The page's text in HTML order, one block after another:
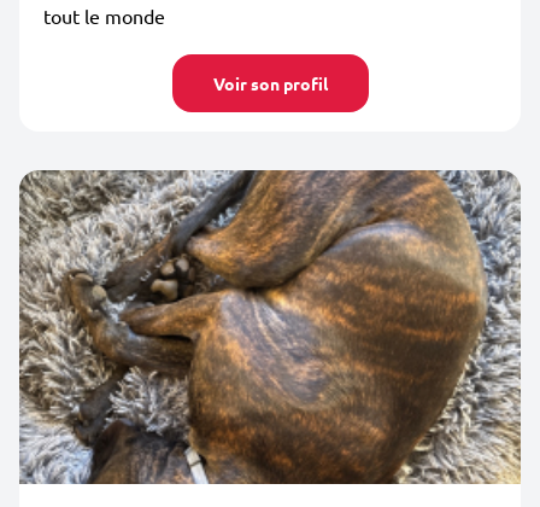
tout le monde
Voir son profil